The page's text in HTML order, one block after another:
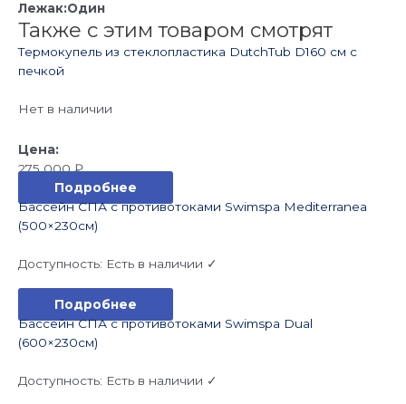
Лежак:Один
Также с этим товаром смотрят
Термокупель из стеклопластика DutchTub D160 см с
печкой
Нет в наличии
275 000₽
Подробнее
Бассейн СПА с противотоками Swimspa Mediterranea
(500×230см)
Доступность: Есть в наличии ✓
Подробнее
Бассейн СПА с противотоками Swimspa Dual
(600×230см)
Доступность: Есть в наличии ✓